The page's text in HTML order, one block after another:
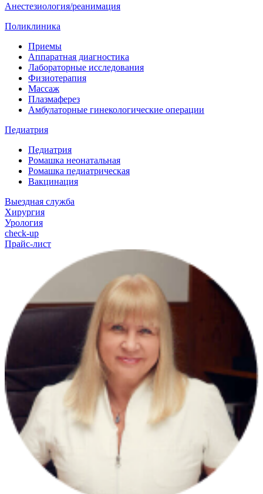
Анестезиология/реанимация
Поликлиника
Приемы
Аппаратная диагностика
Лабораторные исследования
Физиотерапия
Массаж
Плазмаферез
Амбулаторные гинекологические операции
Педиатрия
Педиатрия
Ромашка неонатальная
Ромашка педиатрическая
Вакцинация
Выездная служба
Хирургия
Урология
check-up
Прайс-лист